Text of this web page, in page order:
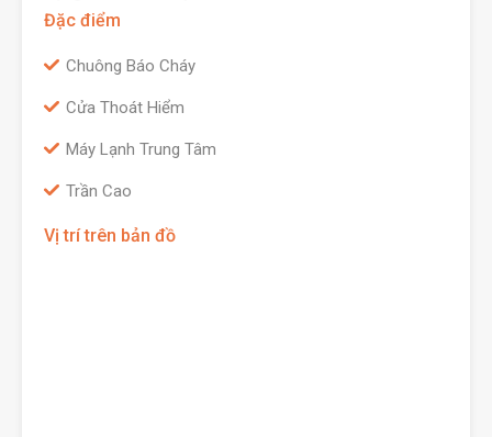
Đặc điểm
Chuông Báo Cháy
Cửa Thoát Hiểm
Máy Lạnh Trung Tâm
Trần Cao
Vị trí trên bản đồ